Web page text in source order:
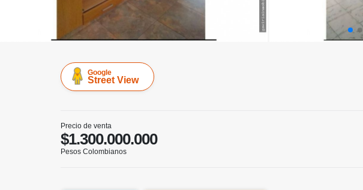
Google
Street View
Precio de venta
$1.300.000.000
Pesos Colombianos